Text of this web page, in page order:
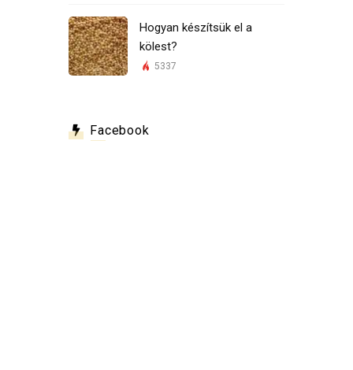
Hogyan készítsük el a
kölest?
5337
Facebook